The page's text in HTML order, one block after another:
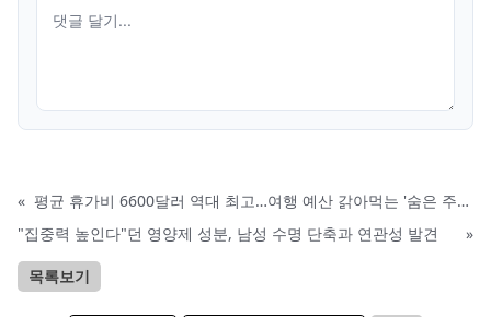
«
평균 휴가비 6600달러 역대 최고…여행 예산 갉아먹는 '숨은 주범'은?
"집중력 높인다"던 영양제 성분, 남성 수명 단축과 연관성 발견
»
목록보기